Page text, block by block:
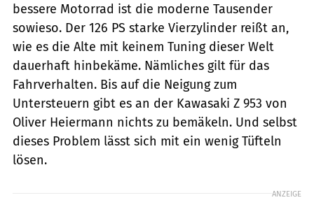
bessere Motorrad ist die moderne Tausender
sowieso. Der 126 PS starke Vierzylinder reißt an,
wie es die ­Alte mit keinem Tuning dieser Welt
dauerhaft hinbekäme. Nämliches gilt für das
Fahrverhalten. Bis auf die Neigung zum
Untersteuern gibt es an der Kawasaki Z 953 von
Oliver Heiermann nichts zu bemäkeln. Und selbst
dieses Pro­blem lässt sich mit ein wenig Tüfteln
lösen.
ANZEIGE